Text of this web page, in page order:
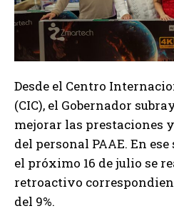
Desde el Centro
(CIC), el Gobernador
mejorar las prestaciones
del personal PAAE. En
el próximo 16 de julio se
retroactivo
del 9%.